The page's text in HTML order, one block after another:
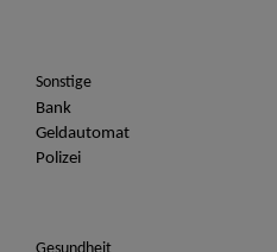
Sonstige
Bank
Geldautomat
Polizei